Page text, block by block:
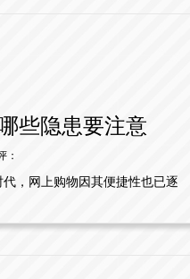
些隐患要注意
：
，网上购物因其便捷性也已逐